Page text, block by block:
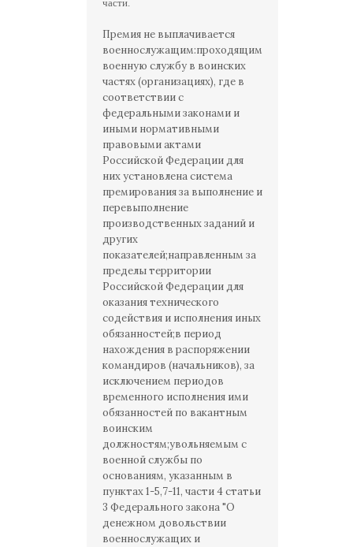
части.
Премия не выплачивается
военнослужащим:проходящим
военную службу в воинских
частях (организациях), где в
соответствии с
федеральными законами и
иными нормативными
правовыми актами
Российской Федерации для
них установлена система
премирования за выполнение и
перевыполнение
производственных заданий и
других
показателей;направленным за
пределы территории
Российской Федерации для
оказания технического
содействия и исполнения иных
обязанностей;в период
нахождения в распоряжении
командиров (начальников), за
исключением периодов
временного исполнения ими
обязанностей по вакантным
воинским
должностям;увольняемым с
военной службы по
основаниям, указанным в
пунктах 1-5,7-11, части 4 статьи
3 Федерального закона "О
денежном довольствии
военнослужащих и